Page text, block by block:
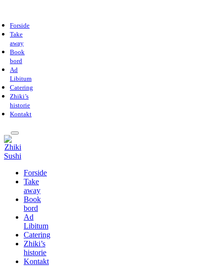
Forside
Take
away
Book
bord
Ad
Libitum
Catering
Zhiki’s
historie
Kontakt
Forside
Take
away
Book
bord
Ad
Libitum
Catering
Zhiki’s
historie
Kontakt